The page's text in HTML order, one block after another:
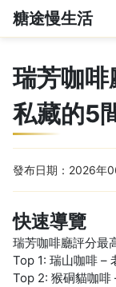
糖途慢生活
瑞芳咖啡
私藏的5
發布日期：2026年
快速導覽
瑞芳咖啡廳評分最
Top 1: 瑞山咖啡 –
Top 2: 猴硐貓咖啡